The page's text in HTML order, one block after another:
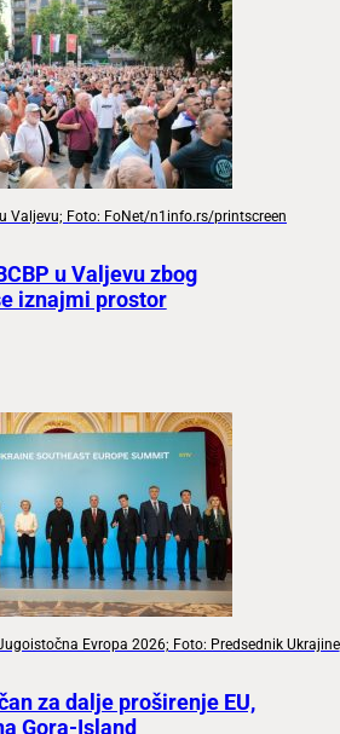
Valjevu; Foto: FoNet/n1info.rs/printscreen
u Valjevu zbog
iznajmi prostor
Evropa 2026; Foto: Predsednik Ukrajine
za dalje proširenje EU,
Gora-Island